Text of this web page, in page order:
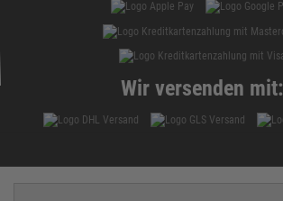
Wir versenden mit: